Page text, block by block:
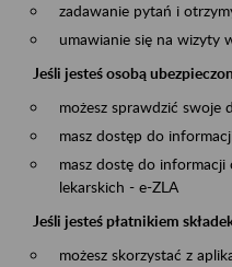
zadawanie pytań i
umawianie się na wizyty
Jeśli jesteś osobą
możesz sprawdzić swoje
masz dostęp do
masz dostę do
lekarskich - e-ZLA
Jeśli jesteś płatnikiem
możesz skorzystać z